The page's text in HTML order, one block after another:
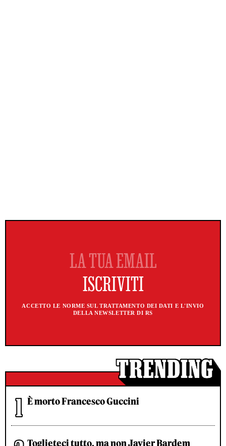
ACCETTO LE NORME SUL TRATTAMENTO DEI DATI E L'INVIO
DELLA NEWSLETTER DI RS
È morto Francesco Guccini
Toglieteci tutto, ma non Javier Bardem